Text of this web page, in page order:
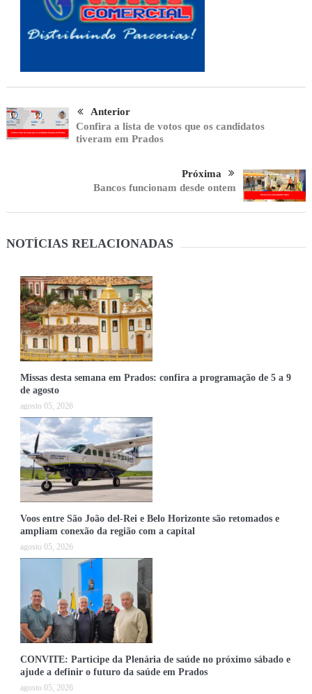
Anterior
Confira a lista de votos que os candidatos
tiveram em Prados
Próxima
Bancos funcionam desde ontem
NOTÍCIAS RELACIONADAS
Missas desta semana em Prados: confira a programação de 5 a 9
de agosto
agosto 05, 2026
Voos entre São João del-Rei e Belo Horizonte são retomados e
ampliam conexão da região com a capital
agosto 05, 2026
CONVITE: Participe da Plenária de saúde no próximo sábado e
ajude a definir o futuro da saúde em Prados
agosto 05, 2026